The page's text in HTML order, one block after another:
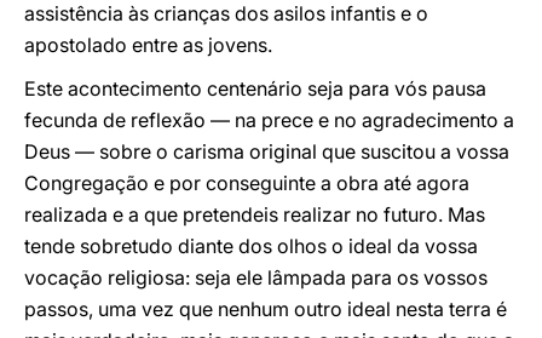
assistência às crianças dos asilos infantis e o
apostolado entre as jovens.
Este acontecimento centenário seja para vós pausa
fecunda de reflexão — na prece e no agradecimento a
Deus — sobre o carisma original que suscitou a vossa
Congregação e por conseguinte a obra até agora
realizada e a que pretendeis realizar no futuro. Mas
tende sobretudo diante dos olhos o ideal da vossa
vocação religiosa: seja ele lâmpada para os vossos
passos, uma vez que nenhum outro ideal nesta terra é